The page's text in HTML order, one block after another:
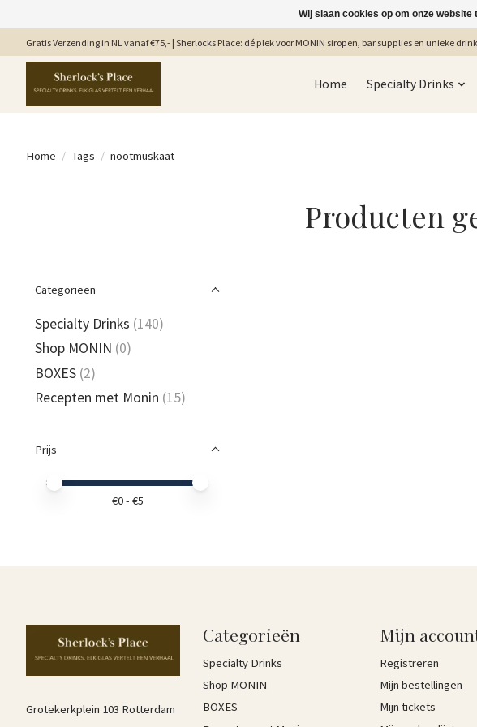
Gratis Verzending in NL vanaf €75,- | Sherlocks Place: dé plek voor MONIN siropen, bar supplies en unieke
Home Specialty Drinks
Home / Tags / nootmuskaat
Producten
Categorieën
Specialty Drinks (140)
Shop MONIN (0)
BOXES (2)
Recepten met Monin (15)
Prijs
Minimale prijswaarde
Price maximum value
€0- €5
Grotekerkplein 103 Rotterdam
Categorieën
Specialty Drinks
Shop MONIN
BOXES
Mijn
Registreren
Mijn bestellingen
Mijn tickets
Wij slaan cookies op om onze